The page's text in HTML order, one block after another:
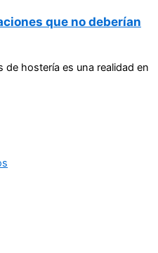
que no deberían
hostería es una realidad en